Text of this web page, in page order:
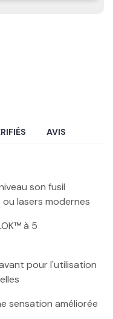
AVIS
son fusil
lasers modernes
à 5
pour l'utilisation
sensation améliorée